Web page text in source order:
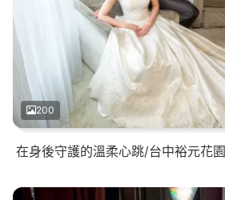
200
在身後守護的溫柔心跳/台中裕元花園